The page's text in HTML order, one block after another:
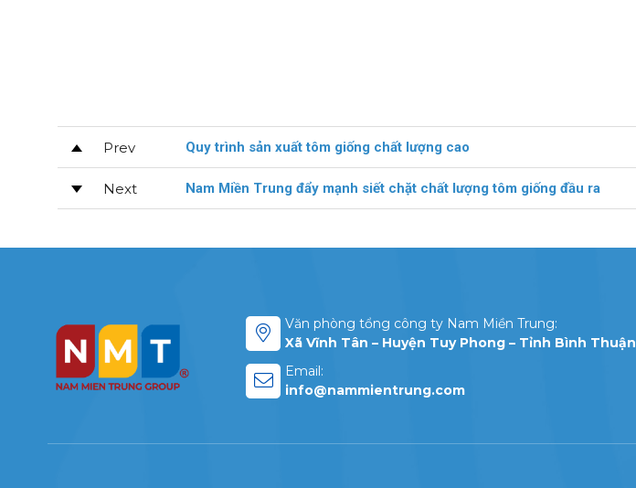
Prev Quy trình sản xuất tôm giống chất lượng cao
Next Nam Miền Trung đẩy mạnh siết chặt chất lượng tôm giống đầu ra
Văn phòng tổng công ty Nam Miền Trung:
Xã Vĩnh Tân – Huyện Tuy Phong – Tỉnh Bình Thuận
Email:
info@nammientrung.com